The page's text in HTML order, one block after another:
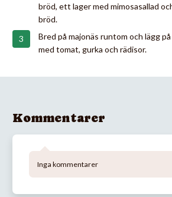
bröd, ett lager med mimosasallad
bröd.
Bred på majonäs runtom och lägg
med tomat, gurka och rädisor.
Kommentarer
Inga kommentarer